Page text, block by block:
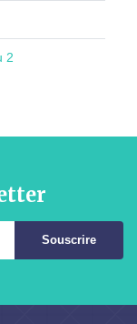
2
Souscrire